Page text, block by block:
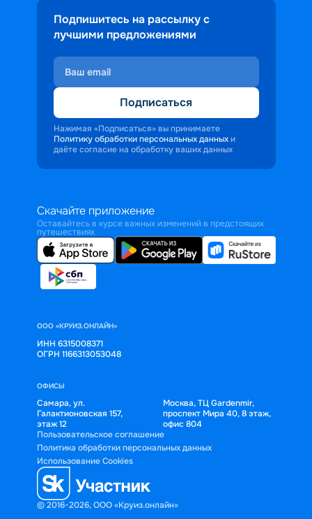
Подпишитесь на рассылку с
лучшими предложениями
Подписаться
Нажимая «Подписаться» вы принимаете
Политику обработки персональных данных и
даёте согласие на обработку ваших данных
Скачайте приложение
Оставайтесь в курсе важных изменений в предстоящих
путешествиях
ООО «КРУИЗ.ОНЛАЙН»
ИНН 6315008371
ОГРН 1166313053048
ОФИСЫ
Самара, ул.
Галактионовская 157,
этаж 12
Москва, ТЦ Gardenmir,
проспект Мира 40, 8 этаж,
офис 804
© 2016-2026, ООО «Круиз.онлайн»
Пользовательское соглашение
Политика обработки персональных данных
Использование Cookies